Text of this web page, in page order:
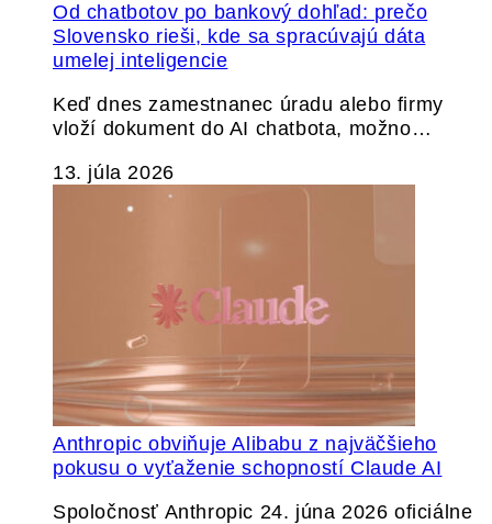
Od chatbotov po bankový dohľad: prečo
Slovensko rieši, kde sa spracúvajú dáta
umelej inteligencie
Keď dnes zamestnanec úradu alebo firmy
vloží dokument do AI chatbota, možno…
13. júla 2026
Anthropic obviňuje Alibabu z najväčšieho
pokusu o vyťaženie schopností Claude AI
Spoločnosť Anthropic 24. júna 2026 oficiálne